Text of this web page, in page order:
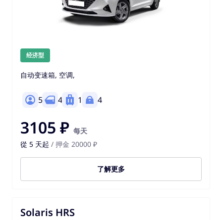
经济型
自动变速箱, 空调,
5 4 1 4
3105 ₽ 每天
從 5 天起 / 押金 20000 ₽
了解更多
Solaris HRS